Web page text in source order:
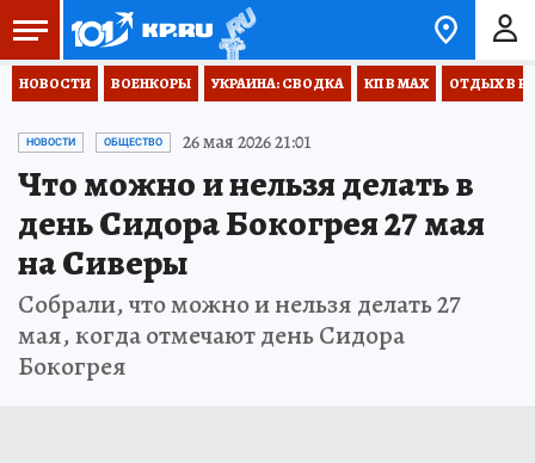
НОВОСТИ ВОЕНКОРЫ УКРАИНА: СВОДКА КП В МАХ ОТДЫХ В
НОВОСТИ ОБЩЕСТВО 26 мая 2026 21:01
Что можно и нельзя делать в
день Сидора Бокогрея 27 мая
на Сиверы
Собрали, что можно и нельзя делать 27
мая, когда отмечают день Сидора
Бокогрея